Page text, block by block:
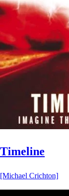
Timeline
[Michael Crichton]